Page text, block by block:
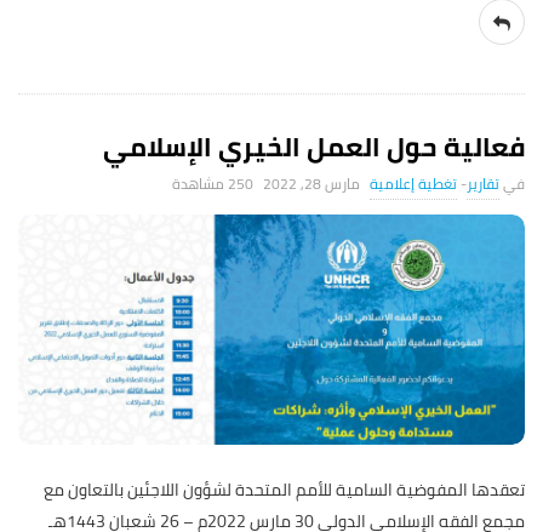
فعالية حول العمل الخيري الإسلامي
تقارير-تغطية إعلامية مارس 28, 2022 250 ‎مشاهدة
تعقدها المفوضية السامية للأمم المتحدة لشؤون اللاجئين بالتعاون مع
مجمع الفقه الإسلامي الدولي 30 مارس 2022م – 26 شعبان 1443هـ